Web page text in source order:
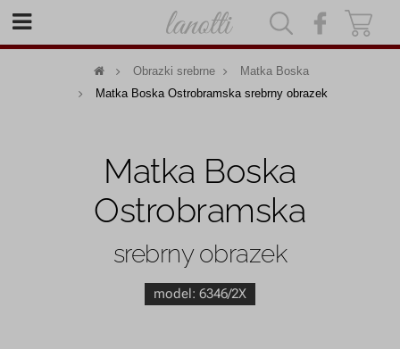
Obrazki srebrne
Matka Boska
Matka Boska Ostrobramska srebrny obrazek
Matka Boska
Ostrobramska
srebrny obrazek
model: 6346/2X